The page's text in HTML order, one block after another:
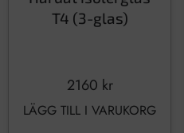
T4 (3-glas)
2160 kr
LÄGG TILL I VARUKORG